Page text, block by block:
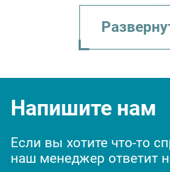
СПА бассейн Arena в ...
J-325 193х214х85см С...
Напишите нам
Если вы хотите что-то
наш менеджер ответит